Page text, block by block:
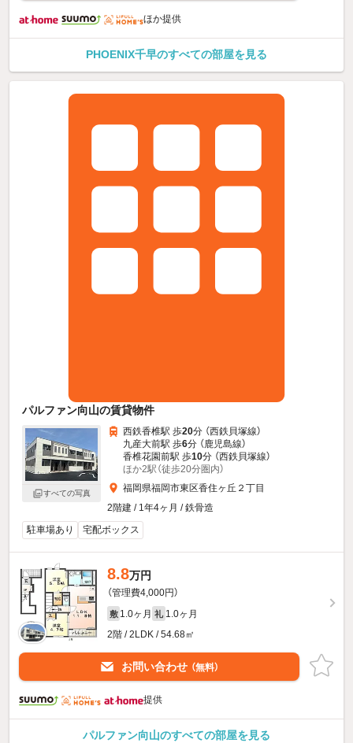
ほか提供
PHOENIX千早のすべての部屋を見る
パルファン向山の賃貸物件
すべての写真
西鉄香椎駅 歩20分 （西鉄貝塚線）
九産大前駅 歩6分 （鹿児島線）
香椎花園前駅 歩10分 （西鉄貝塚線）
ほか2駅（徒歩20分圏内）
福岡県福岡市東区香住ヶ丘２丁目
2階建 / 1年4ヶ月 / 鉄骨造
駐車場あり
宅配ボックス
8.8万円
（管理費4,000円）
敷 1.0ヶ月 礼 1.0ヶ月
2階 / 2LDK / 54.68㎡
お問い合わせ （無料）
提供
パルファン向山のすべての部屋を見る